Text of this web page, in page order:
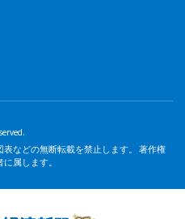
などの無断転載を禁止します。 著作権
属します。